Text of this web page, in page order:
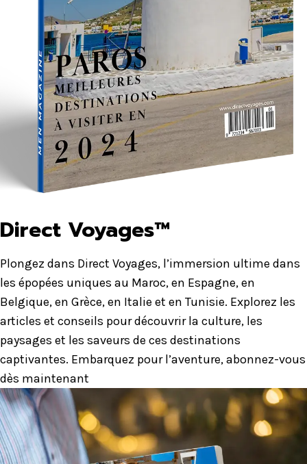
Direct Voyages™
Plongez dans Direct Voyages, l’immersion ultime dans
les épopées uniques au Maroc, en Espagne, en
Belgique, en Grèce, en Italie et en Tunisie. Explorez les
articles et conseils pour découvrir la culture, les
paysages et les saveurs de ces destinations
captivantes. Embarquez pour l’aventure, abonnez-vous
dès maintenant